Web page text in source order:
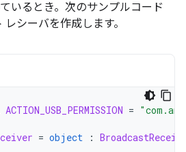
いるとき。次のサンプルコード
シーバを作成します。
ACTION_USB_PERMISSION =
= object :